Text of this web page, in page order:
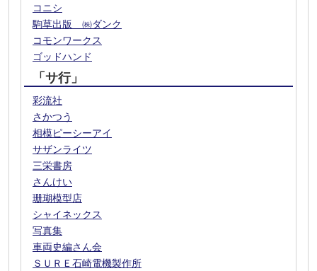
コニシ
駒草出版 ㈱ダンク
コモンワークス
ゴッドハンド
「サ行」
彩流社
さかつう
相模ピーシーアイ
サザンライツ
三栄書房
さんけい
珊瑚模型店
シャイネックス
写真集
車両史編さん会
ＳＵＲＥ石崎電機製作所